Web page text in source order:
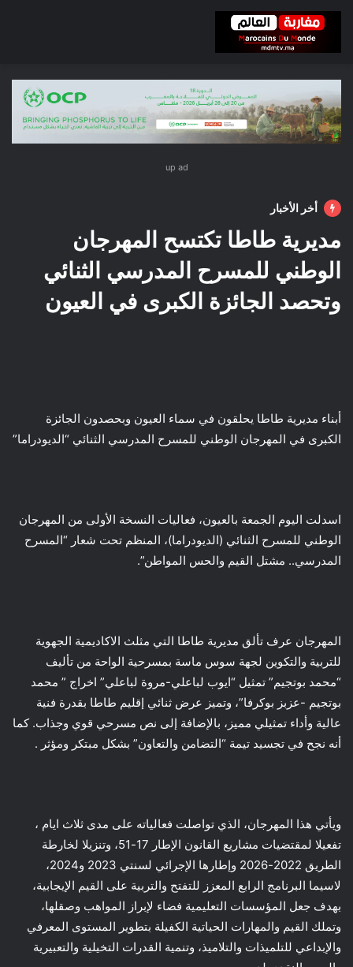
up ad
أخر الأخبار
مديرية طاطا تكتسح المهرجان
الوطني للمسرح المدرسي الثنائي
وتحصد الجائزة الكبرى في العيون
أبناء مديرية طاطا يحلقون في سماء العيون وبحصدون الجائزة
الكبرى في المهرجان الوطني للمسرح المدرسي الثنائي “الديودراما”
اسدلت اليوم الجمعة بالعيون، فعاليات النسخة الأولى من المهرجان
الوطني للمسرح الثنائي (الديودراما)، المنظم تحت شعار “المسرح
المدرسي.. مشتل القيم والحس المواطن”.
المهرجان عرف تألق مديرية طاطا التي مثلث الاكاديمية الجهوية
للتربية والتكوين لجهة سوس ماسة بمسرحية الواحة من تأليف
“محمد بوتجيم” تمثيل “ايوب لباعلي-مروة لباعلي” اخراج ” محمد
بوتجيم -عزبز بوكرفا”، وتميز عرض ثنائي إقليم طاطا بقدرة فنية
عالية وأداء تمثيلي مميز، بالإضافة إلى نص مسرحي قوي وجذاب. كما
أنه نجح في تجسيد تيمة “التضامن والتعاون” بشكل مبتكر ومؤثر .
ويأتي هذا المهرجان، الذي تواصلت فعالياته على مدى ثلاث ايام ،
تفعيلا لمقتضيات مشاريع القانون الإطار 17-51، وتنزيلا لخارطة
الطريق 2022-2026 وإطارها الإجرائي لسنتي 2023 و2024،
لاسيما البرنامج الرابع المعزز للتفتح والتربية على القيم الإيجابية،
بهدف جعل المؤسسات التعليمية فضاء لإبراز المواهب وصقلها،
وتملك القيم والمهارات الحياتية الكفيلة بتطوير المستوى المعرفي
والإبداعي للتلميذات والتلاميذ، وتنمية القدرات التخيلية والتعبيرية